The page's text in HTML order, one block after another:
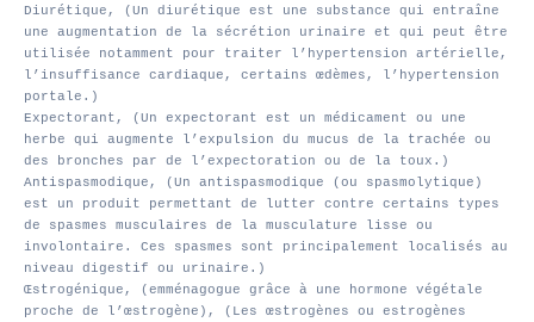
Diurétique, (Un diurétique est une substance qui entraîne
une augmentation de la sécrétion urinaire et qui peut être
utilisée notamment pour traiter l’hypertension artérielle,
l’insuffisance cardiaque, certains œdèmes, l’hypertension
portale.)
Expectorant, (Un expectorant est un médicament ou une
herbe qui augmente l’expulsion du mucus de la trachée ou
des bronches par de l’expectoration ou de la toux.)
Antispasmodique, (Un antispasmodique (ou spasmolytique)
est un produit permettant de lutter contre certains types
de spasmes musculaires de la musculature lisse ou
involontaire. Ces spasmes sont principalement localisés au
niveau digestif ou urinaire.)
Œstrogénique, (emménagogue grâce à une hormone végétale
proche de l’œstrogène), (Les œstrogènes ou estrogènes